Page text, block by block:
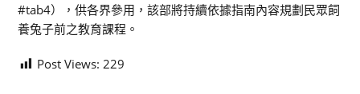
#tab4），供各界參用，該部將持續依據指南內容規劃民眾飼
養兔子前之教育課程。
Post Views: 229